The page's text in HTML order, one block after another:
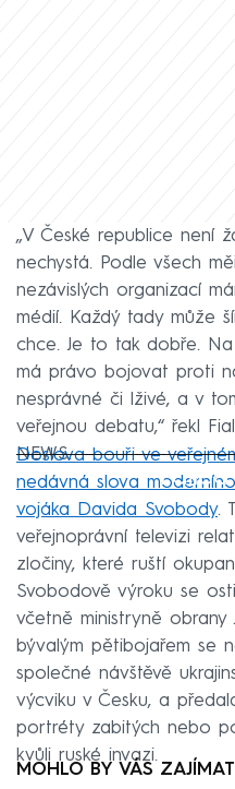
„V České republice není
nechystá. Podle všech
nezávislých organizací
médií. Každý tady může
chce. Je to tak dobře.
má právo bojovat proti
nesprávné či lživé, a v
veřejnou debatu,“ řekl
NEWS.
Doslova bouři ve
nedávná slova
vojáka Davida Svobody.
veřejnoprávní televizi
zločiny, které ruští
Svobodově výroku se
včetně ministryně obrany
bývalým pětibojařem se
společné návštěvě
výcviku v Česku, a
portréty zabitých nebo
kvůli ruské invazi.
MOHLO BY VÁS